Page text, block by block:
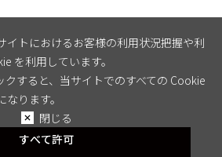
イトにおけるお客様の利用状況把握や利
を利用しています。
クすると、当サイトでのすべての Cookie
ります。
閉じる
すべて許可